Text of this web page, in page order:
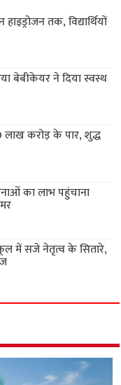
तक, विद्यार्थियों
बेबीकेयर ने दिया स्वस्थ
लाख करोड़ के पार, शुद्ध
का लाभ पहुंचाना
में सजे नेतृत्व के सितारे,